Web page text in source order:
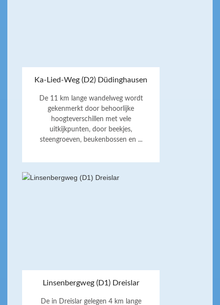
Ka-Lied-Weg (D2) Düdinghausen
De 11 km lange wandelweg wordt
gekenmerkt door behoorlijke
hoogteverschillen met vele
uitkijkpunten, door beekjes,
steengroeven, beukenbossen en ...
Linsenbergweg (D1) Dreislar
De in Dreislar gelegen 4 km lange